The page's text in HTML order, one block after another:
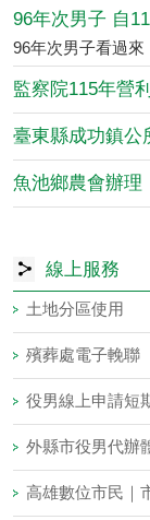
96年次男子看過來
線上服務
土地分區使用
殯葬處電子輓聯
役男線上申請短
外縣市役男代辦
高雄數位市民｜